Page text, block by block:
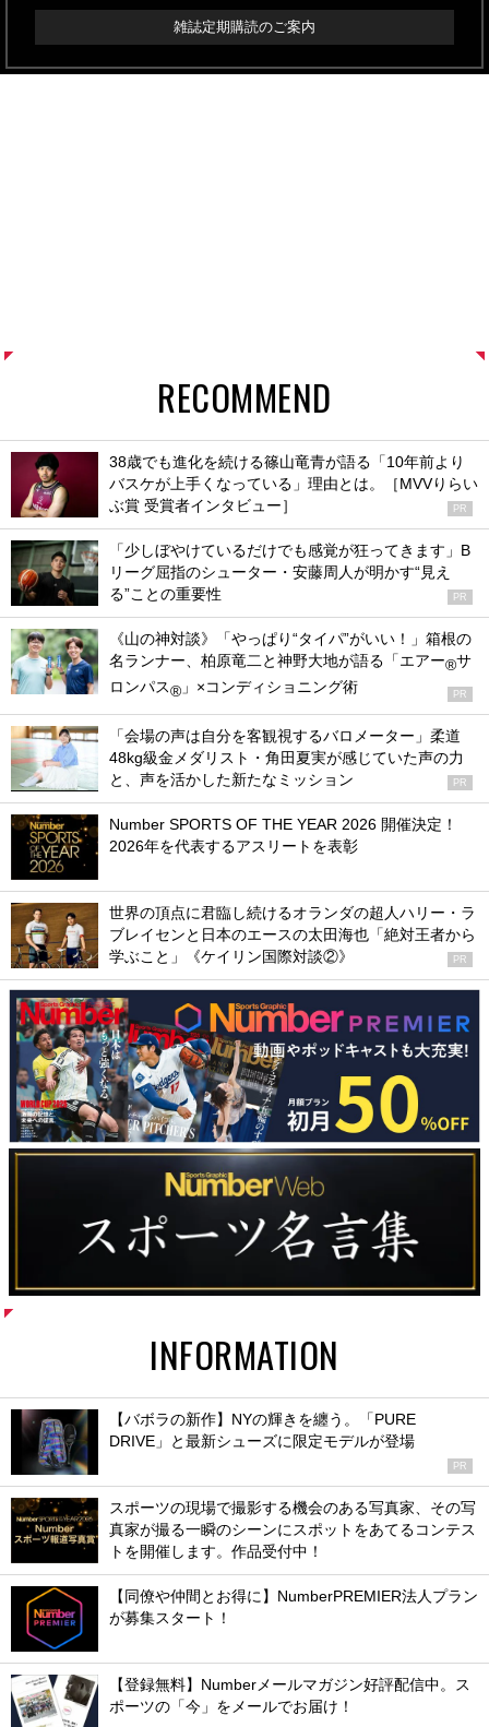
雑誌定期購読のご案内
RECOMMEND
38歳でも進化を続ける篠山竜青が語る「10年前より
バスケが上手くなっている」理由とは。［MVVりらい
ぶ賞 受賞者インタビュー］
PR
「少しぼやけているだけでも感覚が狂ってきます」B
リーグ屈指のシューター・安藤周人が明かす“見え
る”ことの重要性
PR
《山の神対談》「やっぱり“タイパ”がいい！」箱根の
名ランナー、柏原竜二と神野大地が語る「エアー®サ
ロンパス® 」×コンディショニング術 PR
「会場の声は自分を客観視するバロメーター」柔道
48kg級金メダリスト・角田夏実が感じていた声の力
と、声を活かした新たなミッション
PR
Number SPORTS OF THE YEAR 2026 開催決定！
2026年を代表するアスリートを表彰
世界の頂点に君臨し続けるオランダの超人ハリー・ラ
ブレイセンと日本のエースの太田海也「絶対王者から
学ぶこと」《ケイリン国際対談②》
PR
INFORMATION
【バボラの新作】NYの輝きを纏う。「PURE
DRIVE」と最新シューズに限定モデルが登場
PR
スポーツの現場で撮影する機会のある写真家、その写
真家が撮る一瞬のシーンにスポットをあてるコンテス
トを開催します。作品受付中！
【同僚や仲間とお得に】NumberPREMIER法人プラン
が募集スタート！
【登録無料】Numberメールマガジン好評配信中。ス
ポーツの「今」をメールでお届け！